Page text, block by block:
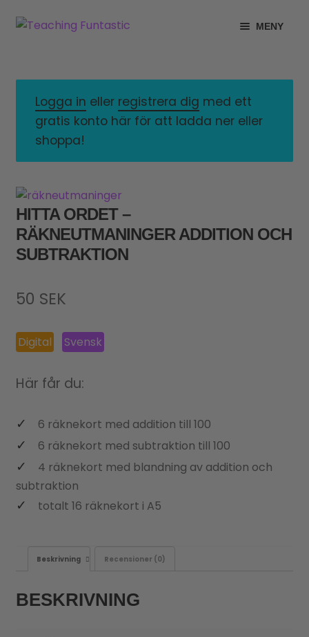
Hoppa
Gå
MENY
UNDERMENY
GRATISMATERIAL
BUTIK
LICENSER
TYPSNITT
Logga in eller registrera dig med ett
gratis konto här för att ladda ner eller
shoppa!
HITTA ORDET –
RÄKNEUTMANINGER ADDITION OCH
SUBTRAKTION
50 SEK
Digital Svensk
Här får du:
6 räknekort med addition till 100
6 räknekort med subtraktion till 100
4 räknekort med blandning av addition och
subtraktion
totalt 16 räknekort i A5
Beskrivning Recensioner (0)
BESKRIVNING